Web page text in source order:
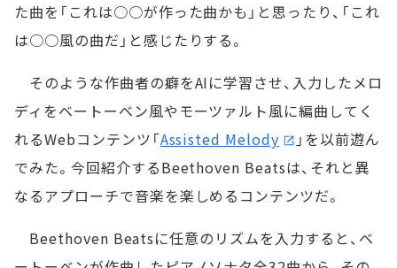
た曲を「これは○○が作った曲かも」と思ったり、「これ
は○○風の曲だ」と感じたりする。
そのような作曲者の癖をAIに学習させ、入力したメロ
ディをベートーベン風やモーツァルト風に編曲してく
れるWebコンテンツ「Assisted Melody
」を以前遊ん
でみた。今回紹介するBeethoven Beatsは、それと異
なるアプローチで音楽を楽しめるコンテンツだ。
Beethoven Beatsに任意のリズムを入力すると、ベ